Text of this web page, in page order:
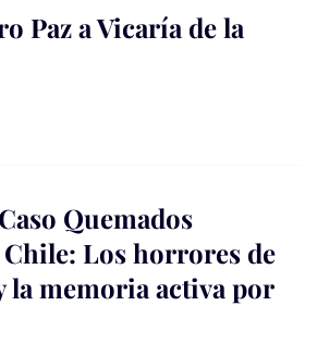
Paz a Vicaría de la
Quemados
Los horrores de
la memoria activa por